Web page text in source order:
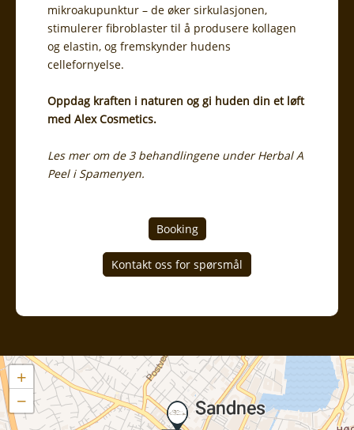
mikroakupunktur – de øker sirkulasjonen,
stimulerer fibroblaster til å produsere kollagen
og elastin, og fremskynder hudens
cellefornyelse.
Oppdag kraften i naturen og gi huden din et løft
med Alex Cosmetics.
Les mer om de 3 behandlingene under Herbal A
Peel i Spamenyen.
Booking
+
−